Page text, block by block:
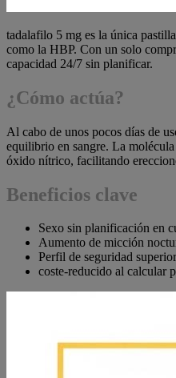
tadalafilo 5 mg es la única
como la HBP. Con un solo
capacidad 24/7 sin planificar.
¿Cómo actúa?
Al cabo de unos pocos días de
equilibrio en sangre. La
óxido nítrico, facilitando
Beneficios clave
Sexo sin planificación en
Aumento de micción
Perfil de seguridad
coste-reducido al calcular